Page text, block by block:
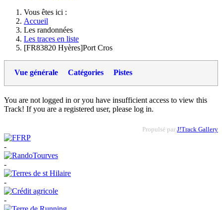
Vous êtes ici :
Accueil
Les randonnées
Les traces en liste
[FR83820 Hyères]Port Cros
Vue générale Catégories Pistes
You are not logged in or you have insufficient access to view this
Track! If you are a registered user, please log in.
Propulsé par J!Track Gallery
-
-
-
-